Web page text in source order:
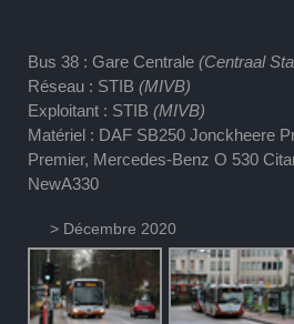
Bus 38 : Gare Centrale (Centraal
Réseau : STIB (MIVB)
Exploitant : STIB (MIVB)
Matériel : DAF SB250 Jonckheere
Premier, Mercedes-Benz O 530
NewA330
> Décembre 2020